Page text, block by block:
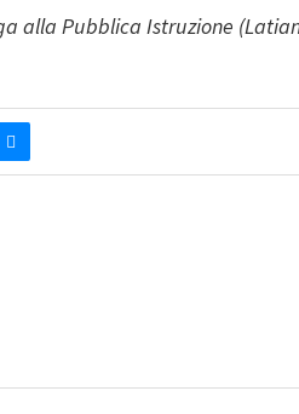
alla Pubblica Istruzione